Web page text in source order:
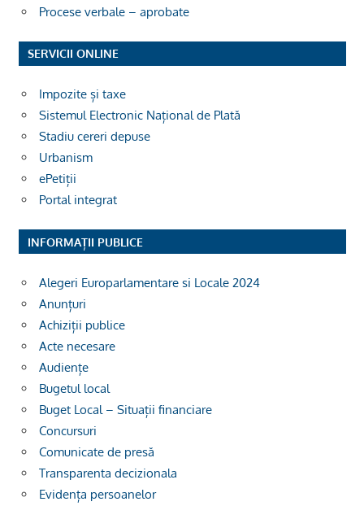
Procese verbale – aprobate
SERVICII ONLINE
Impozite și taxe
Sistemul Electronic Național de Plată
Stadiu cereri depuse
Urbanism
ePetiții
Portal integrat
INFORMAȚII PUBLICE
Alegeri Europarlamentare si Locale 2024
Anunțuri
Achiziții publice
Acte necesare
Audiențe
Bugetul local
Buget Local – Situații financiare
Concursuri
Comunicate de presă
Transparenta decizionala
Evidența persoanelor